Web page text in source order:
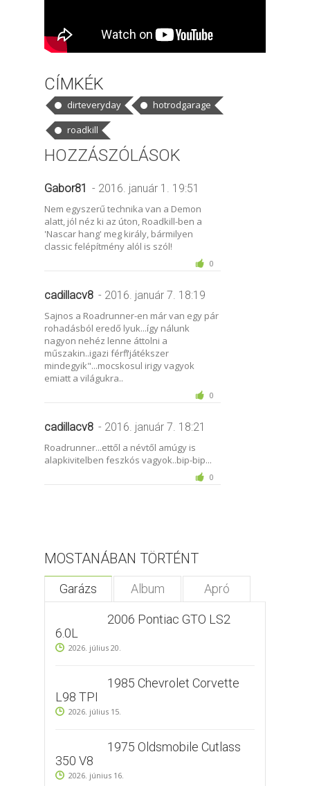
CÍMKÉK
dirteveryday
hotrodgarage
roadkill
HOZZÁSZÓLÁSOK
Gabor81 - 2016. január 1. 19:51
Nem egyszerű technika van a Demon
alatt, jól néz ki az úton, Roadkill-ben a
'Nascar hang' meg király, bármilyen
classic felépítmény alól is szól!
0
cadillacv8 - 2016. január 7. 18:19
Sajnos a Roadrunner-en már van egy pár
rohadásból eredő lyuk...így nálunk
nagyon nehéz lenne áttolni a
műszakin..igazi férfi "játékszer
mindegyik"...mocskosul irigy vagyok
emiatt a világukra..
0
cadillacv8 - 2016. január 7. 18:21
Roadrunner...ettől a névtől amúgy is
alapkivitelben feszkós vagyok..bip-bip...
0
MOSTANÁBAN TÖRTÉNT
Garázs Album Apró
2006 Pontiac GTO LS2
6.0L
2026. július 20.
1985 Chevrolet Corvette
L98 TPI
2026. július 15.
1975 Oldsmobile Cutlass
350 V8
2026. június 16.